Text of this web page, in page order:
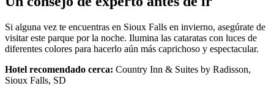
Si alguna vez te encuentras en Sioux Falls en invierno, asegúrate de
visitar este parque por la noche. Ilumina las cataratas con luces de
diferentes colores para hacerlo aún más caprichoso y espectacular.
Hotel recomendado cerca: Country Inn & Suites by Radisson,
Sioux Falls, SD